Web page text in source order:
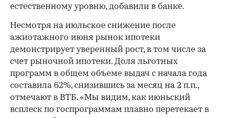
естественному уровню, добавили в банке.
Несмотря на июльское снижение после
ажиотажного июня рынок ипотеки
демонстрирует уверенный рост, в том числе за
счет рыночной ипотеки. Доля льготных
программ в общем объеме выдач с начала года
составила 62%, снизившись за месяц на 2 п.п.,
отмечают в ВТБ. «Мы видим, как июньский
всплеск по госпрограммам плавно перетекает в